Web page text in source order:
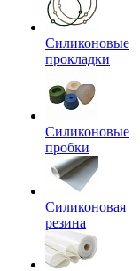
Силиконовые
прокладки
Силиконовые
пробки
Силиконовая
резина